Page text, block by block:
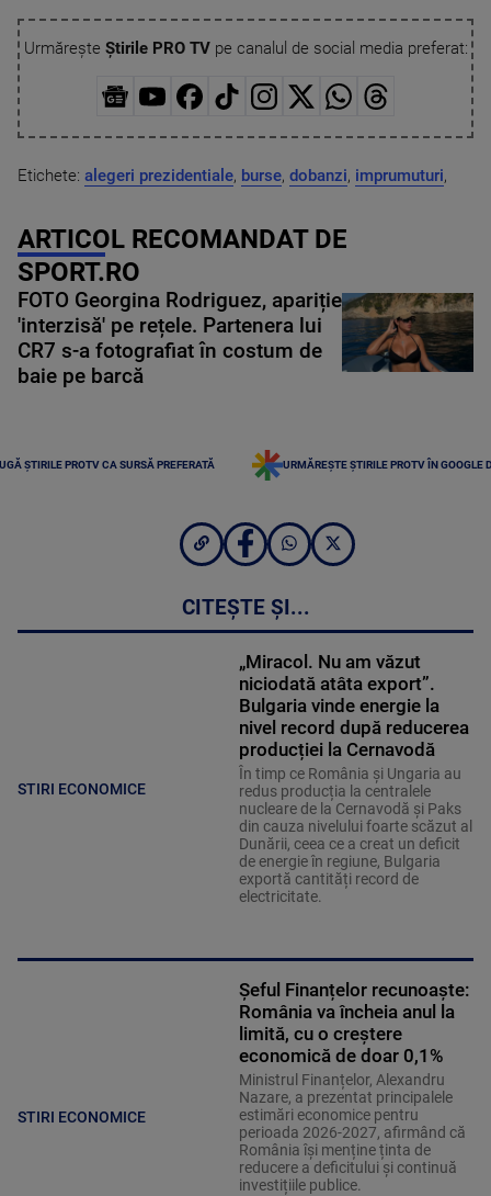
Urmărește Știrile PRO TVpe canalul de social media preferat:
Etichete: alegeri prezidentiale, burse, dobanzi, imprumuturi,
ARTICOL RECOMANDAT DE
SPORT.RO
FOTO Georgina Rodriguez, apariție
'interzisă' pe rețele. Partenera lui
CR7 s-a fotografiat în costum de
baie pe barcă
ȘTIRILE PROTV CA SURSĂ PREFERATĂ URMĂREȘTE ȘTIRILE PROTV ÎN GOOGLE
CITEȘTE ȘI...
STIRI ECONOMICE
„Miracol. Nu am văzut
niciodată atâta export”.
Bulgaria vinde energie la
nivel record după reducerea
producției la Cernavodă
În timp ce România și Ungaria au
redus producția la centralele
nucleare de la Cernavodă și Paks
din cauza nivelului foarte scăzut al
Dunării, ceea ce a creat un deficit
de energie în regiune, Bulgaria
exportă cantități record de
electricitate.
STIRI ECONOMICE
Șeful Finanțelor recunoaște:
România va încheia anul la
limită, cu o creștere
economică de doar 0,1%
Ministrul Finanțelor, Alexandru
Nazare, a prezentat principalele
estimări economice pentru
perioada 2026-2027, afirmând că
România își menține ținta de
reducere a deficitului și continuă
investițiile publice.